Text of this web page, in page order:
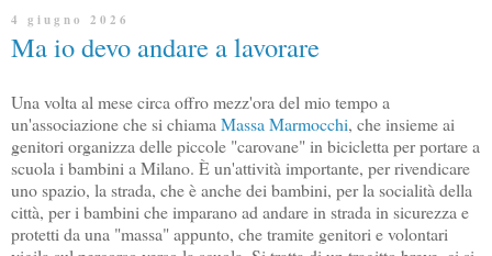
4 giugno 2026
Ma io devo andare a lavorare
Una volta al mese circa offro mezz'ora del mio tempo a
un'associazione che si chiama Massa Marmocchi, che insieme ai
genitori organizza delle piccole "carovane" in bicicletta per portare a
scuola i bambini a Milano. È un'attività importante, per rivendicare
uno spazio, la strada, che è anche dei bambini, per la socialità della
città, per i bambini che imparano ad andare in strada in sicurezza e
protetti da una "massa" appunto, che tramite genitori e volontari